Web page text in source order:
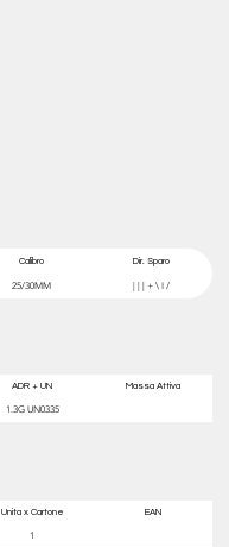
Calibro Dir. Sparo
25/30MM | | | + \ I /
ADR + UN Massa Attiva
1.3G UN0335
Unita x Cartone EAN
1